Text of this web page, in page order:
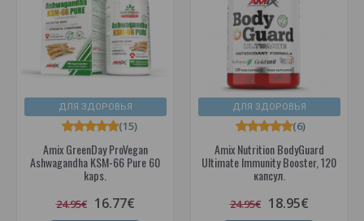
ДЛЯ ЗДОРОВЬЯ
Amix GreenDay ProVegan
Ashwagandha KSM-66 Pure 60
kaps.
(15)
24.95€ 16.77€
ДЛЯ ЗДОРОВЬЯ
Amix Nutrition BodyGuard
Ultimate Immunity Booster, 120
капсул.
(6)
24.95€ 18.95€